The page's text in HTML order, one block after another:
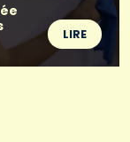
LIRE